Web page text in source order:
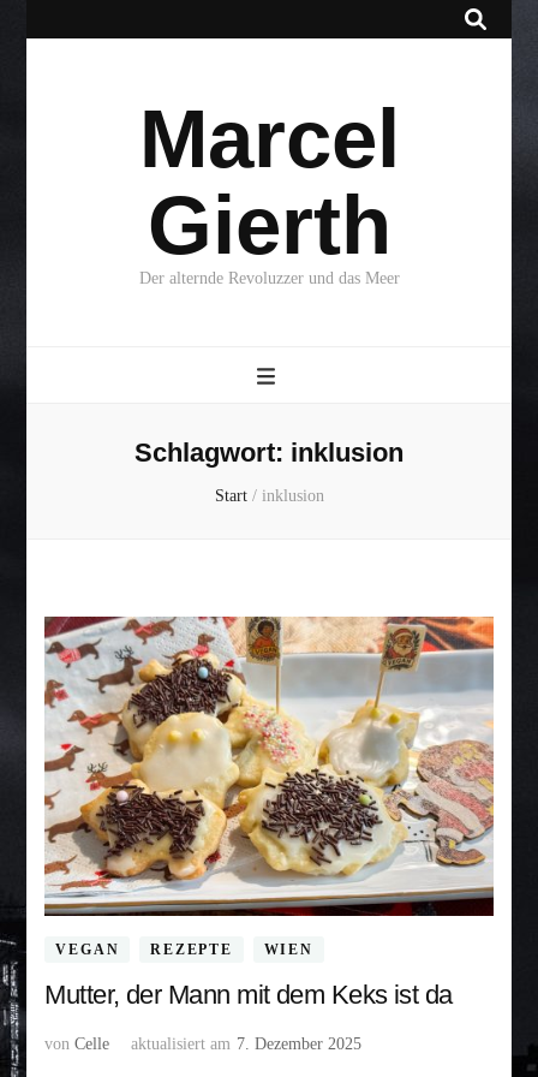
Marcel
Gierth
Der alternde Revoluzzer und das Meer
Schlagwort: inklusion
Start / inklusion
VEGAN REZEPTE WIEN
Mutter, der Mann mit dem Keks ist da
vonCelle aktualisiert am 7. Dezember 2025